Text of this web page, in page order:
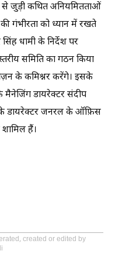
से जुड़ी कथित अनियमितताओं
गंभीरता को ध्यान में रखते
धामी के निर्देश पर
समिति का गठन किया
के कमिश्नर करेंगे। इसके
डायरेक्टर संदीप
के डायरेक्टर जनरल के ऑफ़िस
हैं।
created or edited by